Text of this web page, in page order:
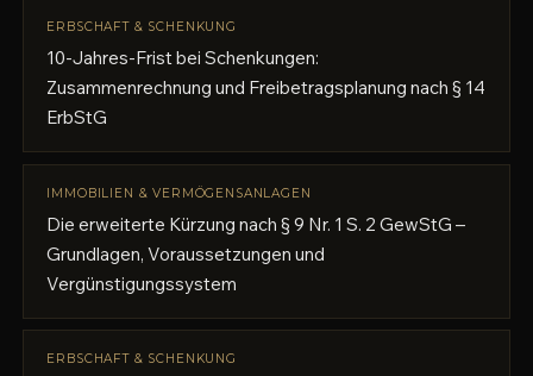
ERBSCHAFT & SCHENKUNG
10-Jahres-Frist bei Schenkungen:
Zusammenrechnung und Freibetragsplanung nach § 14
ErbStG
IMMOBILIEN & VERMÖGENSANLAGEN
Die erweiterte Kürzung nach § 9 Nr. 1 S. 2 GewStG –
Grundlagen, Voraussetzungen und
Vergünstigungssystem
ERBSCHAFT & SCHENKUNG